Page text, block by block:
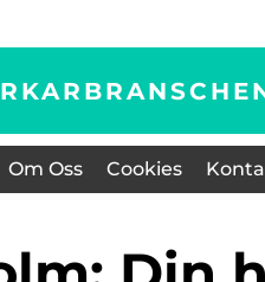
Om Oss Cookies